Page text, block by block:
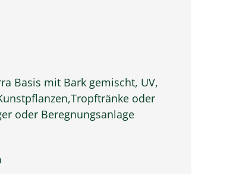
Basis mit Bark gemischt, UV,
oder
oder Beregnungsanlage